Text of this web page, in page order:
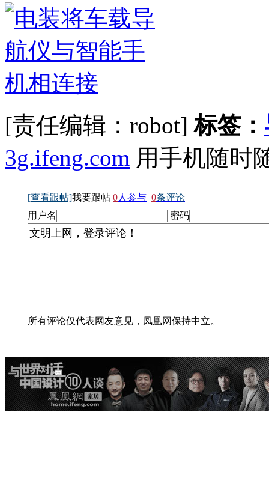
[责任编辑：robot]标签：
3g.ifeng.com 用手机随时
[查看跟帖]我要跟帖 0人参与 0条评论
用户名
密码
所有评论仅代表网友意见，凤凰网保持中立。